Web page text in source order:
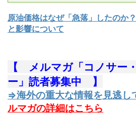
原油価格はなぜ「急落」したのか
と影響について
【 メルマガ「コノサー
ー」読者募集中 】
⇒海外の重大な情報を見逃し
ルマガの詳細はこちら